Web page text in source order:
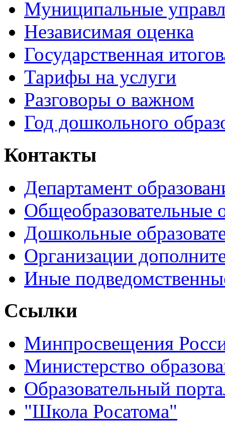
Муниципальные
Независимая оценка
Государственная
Тарифы на услуги
Разговоры о важном
Год дошкольного
Контакты
Департамент
Общеобразовательные
Дошкольные
Организации
Иные
Ссылки
Минпросвещения
Министерство
Образовательный
"Школа Росатома"